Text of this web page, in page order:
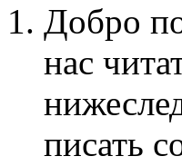
Добро
нас
писать